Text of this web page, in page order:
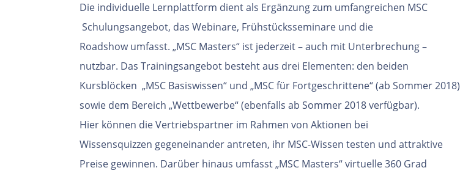
Die individuelle Lernplattform dient als Ergänzung zum umfangreichen MSC
Schulungsangebot, das Webinare, Frühstücksseminare und die
Roadshowumfasst. „MSC Masters“ ist jederzeit – auch mit Unterbrechung –
nutzbar. Das Trainingsangebot besteht aus drei Elementen: den beiden
Kursblöcken „MSC Basiswissen“ und „MSC für Fortgeschrittene“ (ab Sommer 2018)
sowie dem Bereich „Wettbewerbe“ (ebenfalls ab Sommer 2018 verfügbar).
Hier können die Vertriebspartner im Rahmen von Aktionen bei
Wissensquizzen gegeneinander antreten, ihr MSC-Wissen testen und attraktive
Preise gewinnen. Darüber hinaus umfasst „MSC Masters“ virtuelle 360 Grad